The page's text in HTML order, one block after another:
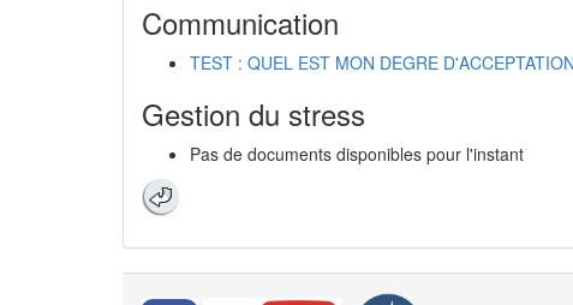
Communication
TEST : QUEL EST MON DEGRE
Gestion du stress
Pas de documents disponibles pour l'instant